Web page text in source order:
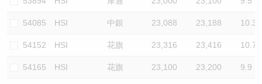
54085 HSI 中銀 23,088 23,188 10.3
54152 HSI 花旗 23,316 23,416 10.7
54165 HSI 花旗 23,100 23,200 9.9